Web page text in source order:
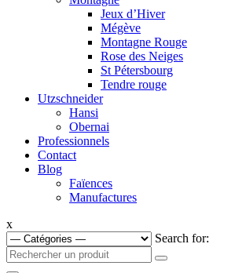
Jeux d’Hiver
Mégève
Montagne Rouge
Rose des Neiges
St Pétersbourg
Tendre rouge
Utzschneider
Hansi
Obernai
Professionnels
Contact
Blog
Faïences
Manufactures
x
Search for: